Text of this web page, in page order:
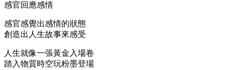
感官回應感情
感官感覺出感情的狀態
創造出人生故事來感受
人生就像一張黃金入場卷
踏入物質時空玩粉墨登場